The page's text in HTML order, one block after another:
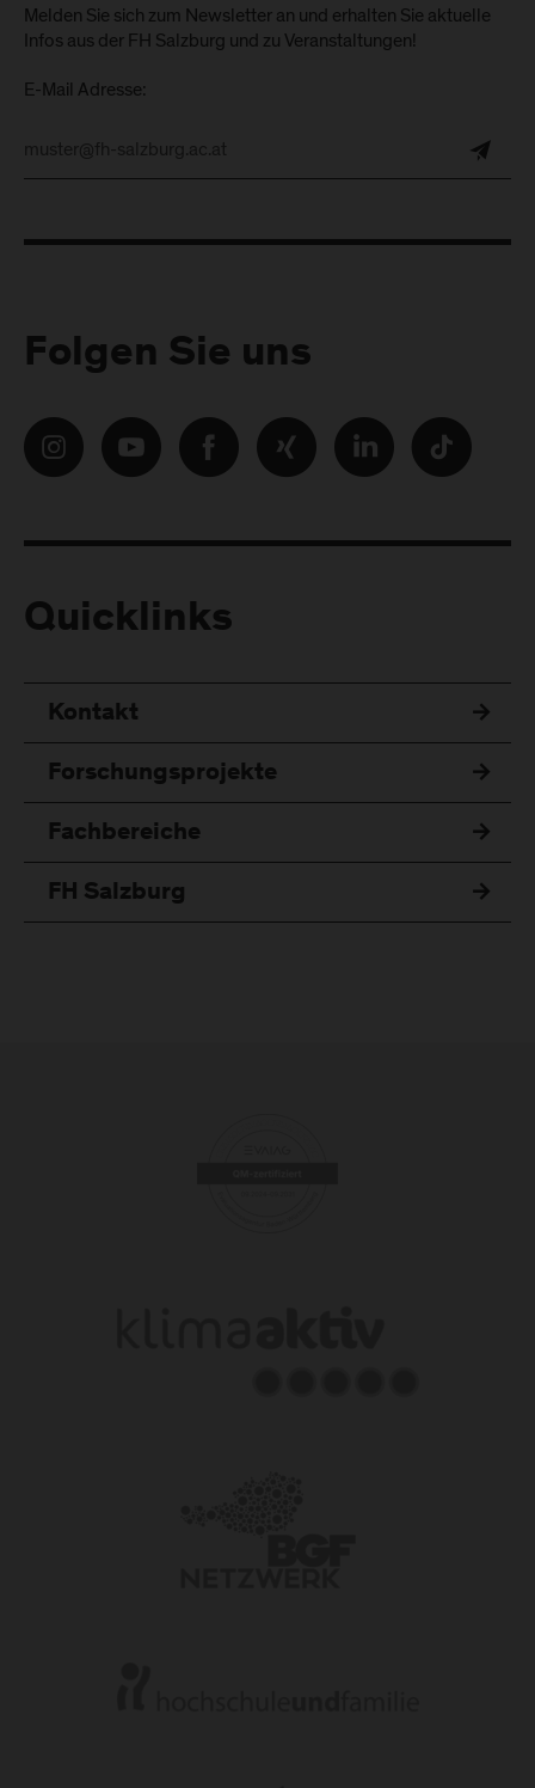
Melden Sie sich zum Newsletter an und erhalten Sie aktuelle
Infos aus der FH Salzburg und zu Veranstaltungen!
E-Mail Adresse:
Folgen Sie uns
Quicklinks
Kontakt
Forschungsprojekte
Fachbereiche
FH Salzburg